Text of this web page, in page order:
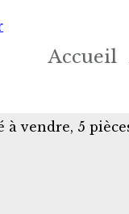
Accueil